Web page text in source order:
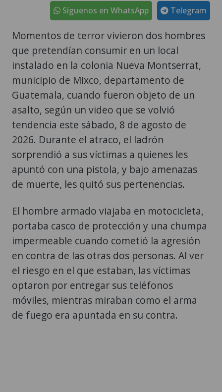
Telegram
Síguenos en WhatsApp
Momentos de terror vivieron dos hombres
que pretendían consumir en un local
instalado en la colonia Nueva Montserrat,
municipio de Mixco, departamento de
Guatemala, cuando fueron objeto de un
asalto, según un video que se volvió
tendencia este sábado, 8 de agosto de
2026. Durante el atraco, el ladrón
sorprendió a sus víctimas a quienes les
apuntó con una pistola, y bajo amenazas
de muerte, les quitó sus pertenencias.
El hombre armado viajaba en motocicleta,
portaba casco de protección y una chumpa
impermeable cuando cometió la agresión
en contra de las otras dos personas. Al ver
el riesgo en el que estaban, las víctimas
optaron por entregar sus teléfonos
móviles, mientras miraban como el arma
de fuego era apuntada en su contra.